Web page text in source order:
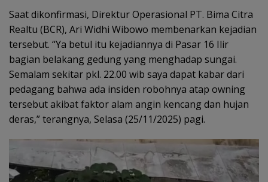
Saat dikonfirmasi, Direktur Operasional PT. Bima Citra
Realtu (BCR), Ari Widhi Wibowo membenarkan kejadian
tersebut. “Ya betul itu kejadiannya di Pasar 16 Ilir
bagian belakang gedung yang menghadap sungai.
Semalam sekitar pkl. 22.00 wib saya dapat kabar dari
pedagang bahwa ada insiden robohnya atap owning
tersebut akibat faktor alam angin kencang dan hujan
deras,” terangnya, Selasa (25/11/2025) pagi.